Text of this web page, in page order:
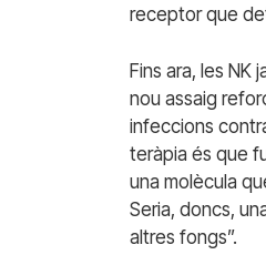
receptor que
Fins ara, les
nou assaig
infeccions
teràpia és que
una molècula
Seria, doncs,
altres fongs”.